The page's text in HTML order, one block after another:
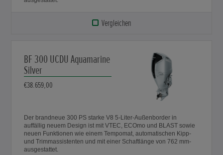
Vergleichen
BF 300 UCDU Aquamarine
Silver
€38.659,00
Der brandneue 300 PS starke V8 5-Liter-Außenborder in
auffällig neuem Design ist mit VTEC, ECOmo und BLAST sowie
neuen Funktionen wie einem Tempomat, automatischen Kipp-
und Trimmassistenten und mit einer Schaftlänge von 762 mm-
ausgestattet.